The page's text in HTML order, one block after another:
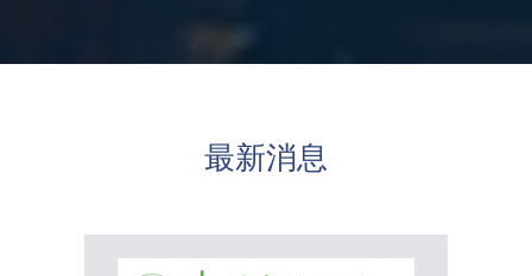
最新消息